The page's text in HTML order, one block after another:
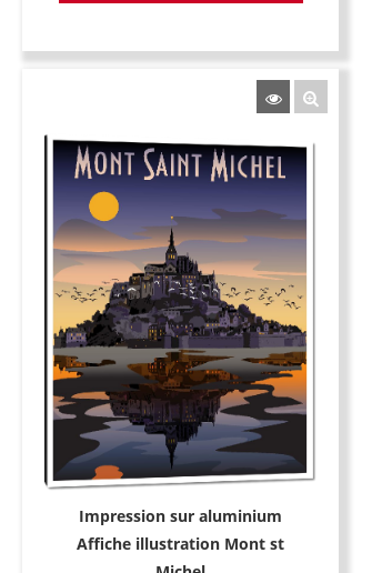
Impression sur aluminium
Affiche illustration Mont st